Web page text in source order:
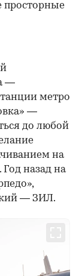
просторные
—
метро
—
до любой
на
Год назад на
— ЗИЛ.